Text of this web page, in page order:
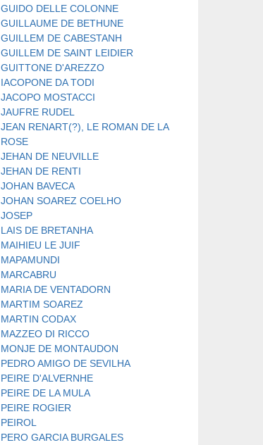
GUIDO DELLE COLONNE
GUILLAUME DE BETHUNE
GUILLEM DE CABESTANH
GUILLEM DE SAINT LEIDIER
GUITTONE D'AREZZO
IACOPONE DA TODI
JACOPO MOSTACCI
JAUFRE RUDEL
JEAN RENART(?), LE ROMAN DE LA
ROSE
JEHAN DE NEUVILLE
JEHAN DE RENTI
JOHAN BAVECA
JOHAN SOAREZ COELHO
JOSEP
LAIS DE BRETANHA
MAIHIEU LE JUIF
MAPAMUNDI
MARCABRU
MARIA DE VENTADORN
MARTIM SOAREZ
MARTIN CODAX
MAZZEO DI RICCO
MONJE DE MONTAUDON
PEDRO AMIGO DE SEVILHA
PEIRE D'ALVERNHE
PEIRE DE LA MULA
PEIRE ROGIER
PEIROL
PERO GARCIA BURGALES